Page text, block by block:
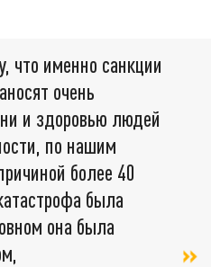
именно санкции
очень
и здоровью людей
по нашим
более 40
была
она была